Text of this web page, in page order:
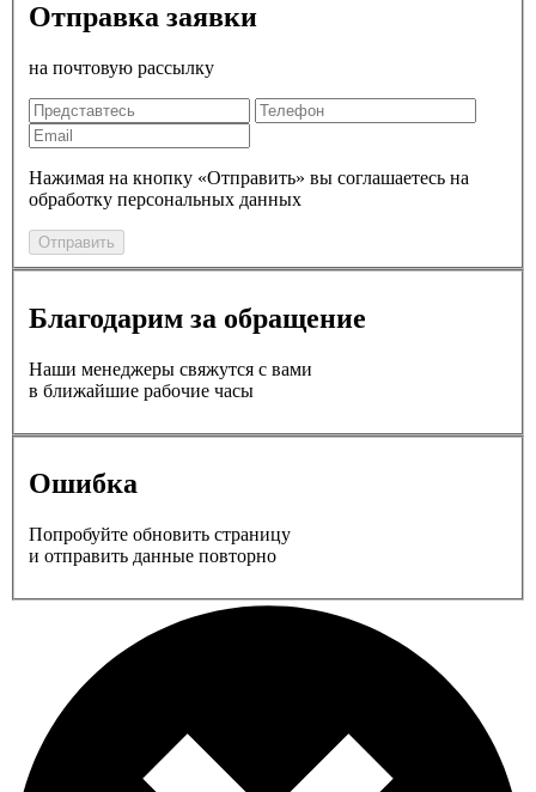
Отправка заявки
на почтовую рассылку
Нажимая на кнопку «Отправить» вы соглашаетесь на
обработку персональных данных
Отправить
Благодарим за обращение
Наши менеджеры свяжутся с вами
в ближайшие рабочие часы
Ошибка
Попробуйте обновить страницу
и отправить данные повторно